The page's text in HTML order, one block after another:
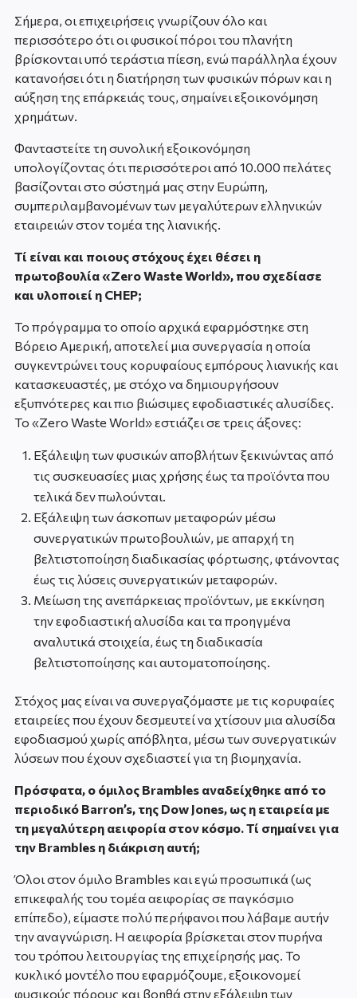
Σήμερα, οι επιχειρήσεις γνωρίζουν όλο και
περισσότερο ότι οι φυσικοί πόροι του πλανήτη
βρίσκονται υπό τεράστια πίεση, ενώ παράλληλα έχουν
κατανοήσει ότι η διατήρηση των φυσικών πόρων και η
αύξηση της επάρκειάς τους, σημαίνει εξοικονόμηση
χρημάτων.
Φανταστείτε τη συνολική εξοικονόμηση
υπολογίζοντας ότι περισσότεροι από 10.000 πελάτες
βασίζονται στο σύστημά μας στην Ευρώπη,
συμπεριλαμβανομένων των μεγαλύτερων ελληνικών
εταιρειών στον τομέα της λιανικής.
Τί είναι και ποιους στόχους έχει θέσει η
πρωτοβουλία «Zero Waste World», που σχεδίασε
και υλοποιεί η CHEP;
Το πρόγραμμα το οποίο αρχικά εφαρμόστηκε στη
Βόρειο Αμερική, αποτελεί μια συνεργασία η οποία
συγκεντρώνει τους κορυφαίους εμπόρους λιανικής και
κατασκευαστές, με στόχο να δημιουργήσουν
εξυπνότερες και πιο βιώσιμες εφοδιαστικές αλυσίδες.
Το «Zero Waste World» εστιάζει σε τρεις άξονες:
Εξάλειψη των φυσικών αποβλήτων ξεκινώντας από
τις συσκευασίες μιας χρήσης έως τα προϊόντα που
τελικά δεν πωλούνται.
Εξάλειψη των άσκοπων μεταφορών μέσω
συνεργατικών πρωτοβουλιών, με απαρχή τη
βελτιστοποίηση διαδικασίας φόρτωσης, φτάνοντας
έως τις λύσεις συνεργατικών μεταφορών.
Μείωση της ανεπάρκειας προϊόντων, με εκκίνηση
την εφοδιαστική αλυσίδα και τα προηγμένα
αναλυτικά στοιχεία, έως τη διαδικασία
βελτιστοποίησης και αυτοματοποίησης.
Στόχος μας είναι να συνεργαζόμαστε με τις κορυφαίες
εταιρείες που έχουν δεσμευτεί να χτίσουν μια αλυσίδα
εφοδιασμού χωρίς απόβλητα, μέσω των συνεργατικών
λύσεων που έχουν σχεδιαστεί για τη βιομηχανία.
Πρόσφατα, o όμιλος Brambles αναδείχθηκε από το
περιοδικό Barron’s, της Dow Jones, ως η εταιρεία με
τη μεγαλύτερη αειφορία στον κόσμο. Τί σημαίνει για
την Brambles η διάκριση αυτή;
Όλοι στον όμιλο Brambles και εγώ προσωπικά (ως
επικεφαλής του τομέα αειφορίας σε παγκόσμιο
επίπεδο), είμαστε πολύ περήφανοι που λάβαμε αυτήν
την αναγνώριση. Η αειφορία βρίσκεται στον πυρήνα
του τρόπου λειτουργίας της επιχείρησής μας. Το
κυκλικό μοντέλο που εφαρμόζουμε, εξοικονομεί
φυσικούς πόρους και βοηθά στην εξάλειψη των